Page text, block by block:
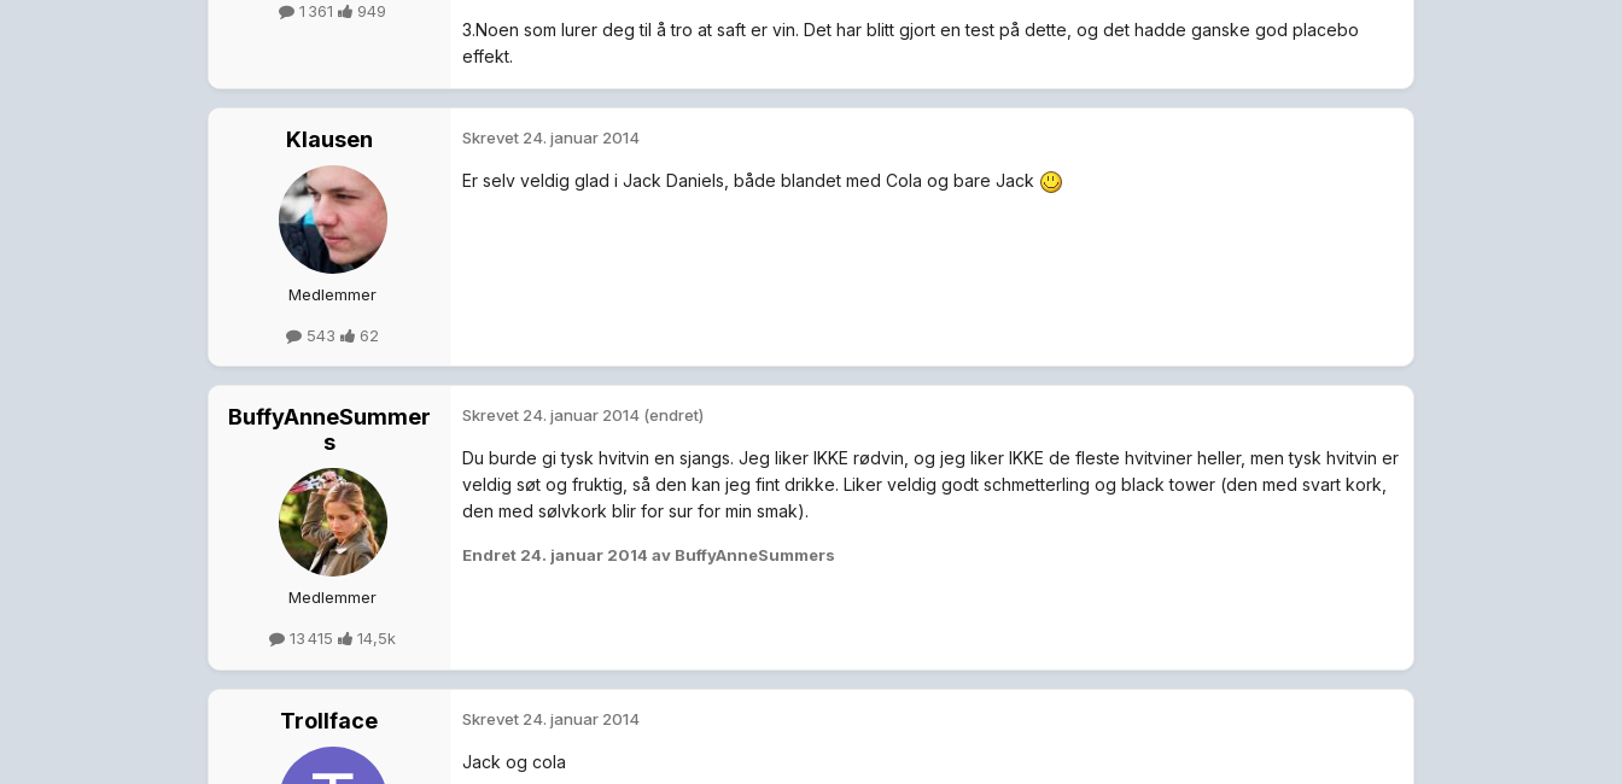
1 361 949
3.Noen som lurer deg til å tro at saft er vin. Det har blitt gjort en test på dette, og det hadde ganske god placebo
effekt.
Klausen
Medlemmer
543 62
Skrevet 24. januar 2014
Er selv veldig glad i Jack Daniels, både blandet med Cola og bare Jack
BuffyAnneSummer
s
Medlemmer
13 415 14,5k
Skrevet 24. januar 2014 (endret)
Du burde gi tysk hvitvin en sjangs. Jeg liker IKKE rødvin, og jeg liker IKKE de fleste hvitviner heller, men tysk hvitvin er
veldig søt og fruktig, så den kan jeg fint drikke. Liker veldig godt schmetterling og black tower (den med svart kork,
den med sølvkork blir for sur for min smak).
Endret 24. januar 2014 av BuffyAnneSummers
Trollface Skrevet 24. januar 2014
Jack og cola